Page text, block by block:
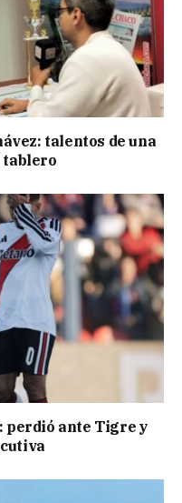
talentos de una
tablero
perdió ante Tigre y